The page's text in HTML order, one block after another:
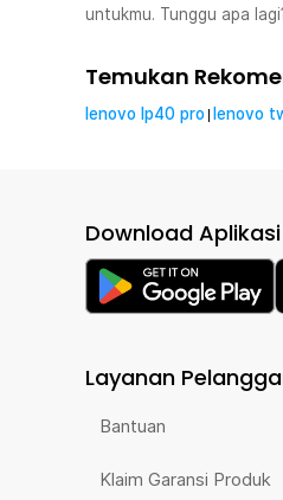
untukmu. Tunggu apa
Temukan
lenovo lp40 pro lenovo
Download
Layanan
Bantuan
Klaim Garansi Produk